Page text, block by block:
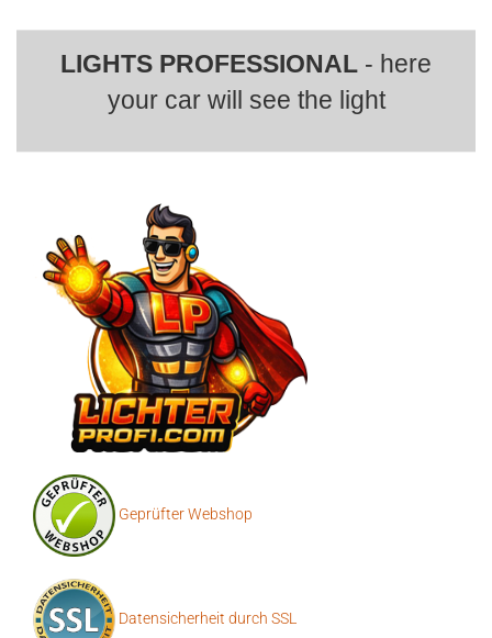
LIGHTS PROFESSIONAL - here
your car will see the light
Geprüfter Webshop
Datensicherheit durch SSL